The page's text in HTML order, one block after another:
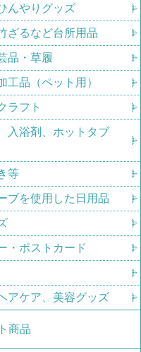
んやりグッズ
ざるなど台所用品
品・草履
工品（ペット用）
ラフト
入浴剤、ホットタブ
等
ブを使用した日用品
・ポストカード
アケア、美容グッズ
商品